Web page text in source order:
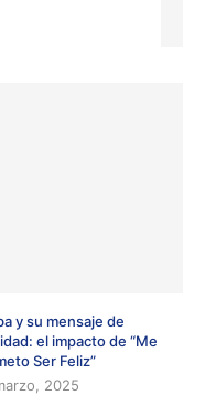
y su mensaje de
el impacto de “Me
Ser Feliz”
2025